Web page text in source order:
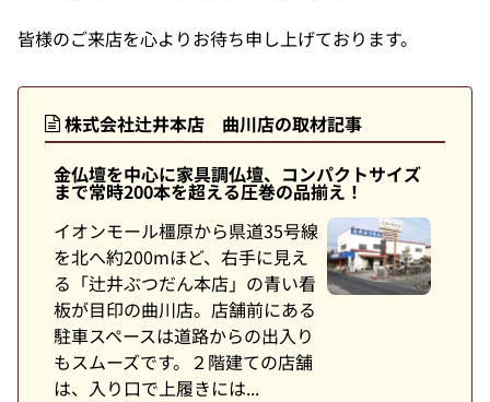
皆様のご来店を心よりお待ち申し上げております。
株式会社辻井本店 曲川店の取材記事
金仏壇を中心に家具調仏壇、コンパクトサイズ
まで常時200本を超える圧巻の品揃え！
イオンモール橿原から県道35号線
を北へ約200mほど、右手に見え
る「辻井ぶつだん本店」の青い看
板が目印の曲川店。店舗前にある
駐車スペースは道路からの出入り
もスムーズです。２階建ての店舗
は、入り口で上履きには...